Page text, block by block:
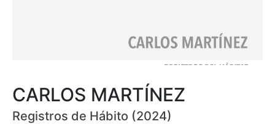
CARLOS MARTÍNEZ
Registros de Hábito (2024)